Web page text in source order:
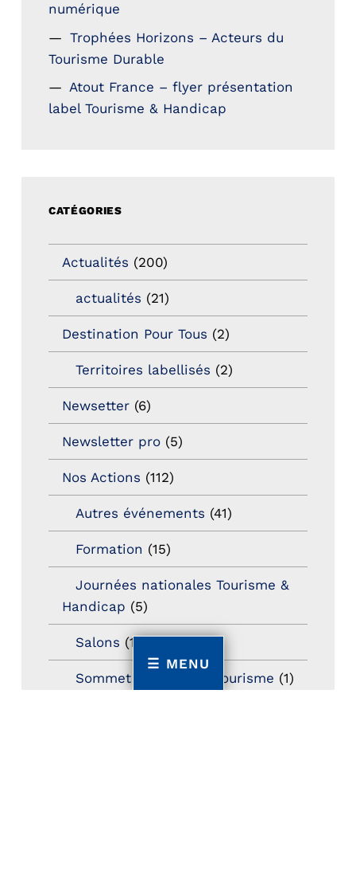
MENU
numérique
Trophées Horizons – Acteurs du
Tourisme Durable
Atout France – flyer présentation
label Tourisme & Handicap
CATÉGORIES
Actualités (200)
actualités (21)
Destination Pour Tous (2)
Territoires labellisés (2)
Newsetter(6)
Newsletter pro(5)
Nos Actions (112)
Autres événements (41)
Formation (15)
Journées nationales Tourisme &
Handicap (5)
Salons (11)
Sommet mondial du tourisme (1)